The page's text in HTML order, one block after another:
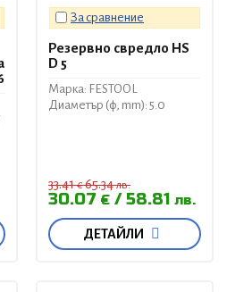
За сравнение
Резервно свредло HS
D 5
Марка: FESTOOL
Диаметър (ф, mm): 5.0
33.41€65.34лв.
30.07 € 58.81 лв.
ДЕТАЙЛИ